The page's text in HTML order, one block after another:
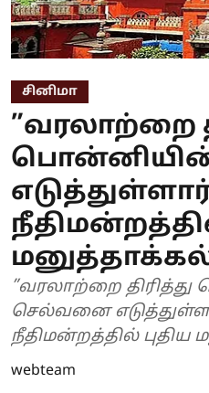
சினிமா
”வரலாற்றை
”வரலாற்றை
செல்வனை
நீதிமன்றத்தில் புதிய
webteam